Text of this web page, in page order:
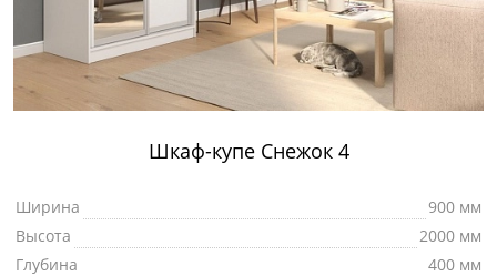
Шкаф-купе Снежок 4
Ширина
900 мм
Высота
2000 мм
Глубина
400 мм